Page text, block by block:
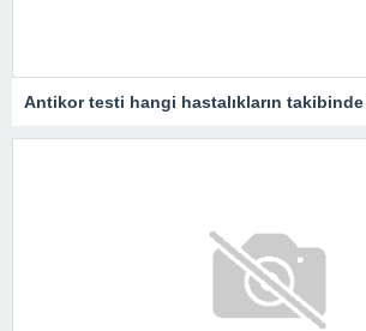
Antikor testi hangi hastalıkların takibinde